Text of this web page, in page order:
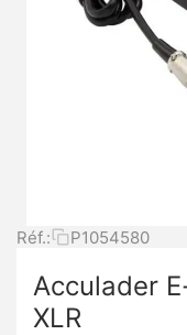
Réf.: P1054580
Acculader
XLR